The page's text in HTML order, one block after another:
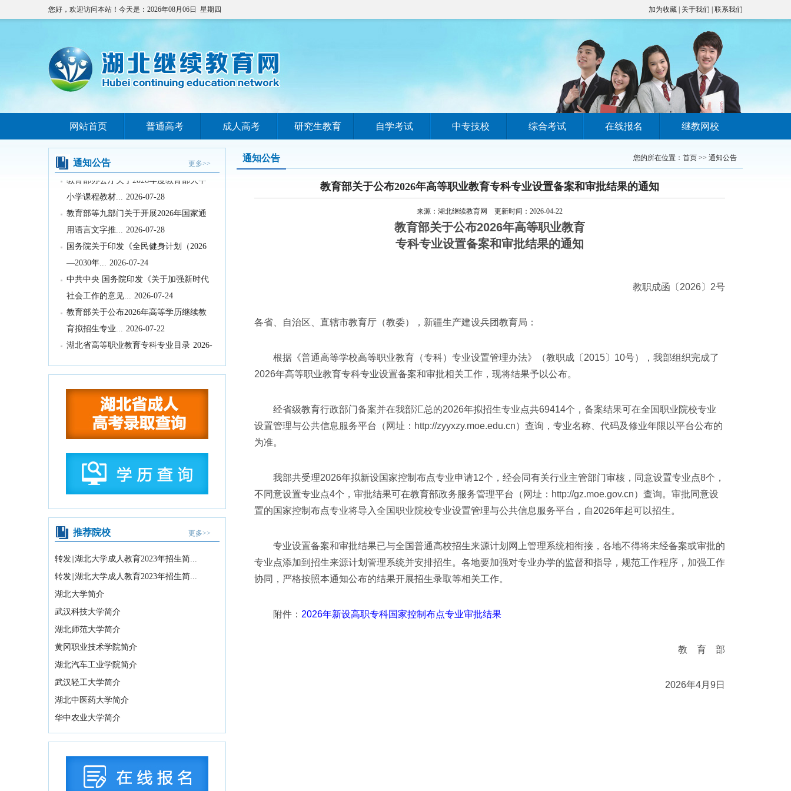
您好，欢迎访问本站！今天是：2026年08月06日 星期四 加为收藏 关于我们 联系我们
网站首页 普通高考 成人高考 研究生教育 自学考试 中专技校 综合考试 在线报名 继教网校
通知公告 更多>>
教育部关于举办中国国际大学生创新大
赛（2026）的...
2026-07-31
2026年湖北省空军青少年航空学校招生
拟录取及备份...
国务院办公厅印发《关于国务院行政复
议案件处理程序的...
2026-07-28
法部关于开展法...
小学课程教材...
2026-07-28
教育部等九部门关于开展2026年国家通
用语言文字推...
2026-07-28
国务院关于印发《全民健身计划（2026
—2030年...
2026-07-24
中共中央 国务院印发《关于加强新时代
社会工作的意见...
2026-07-24
教育部关于公布2026年高等学历继续教
育拟招生专业...
2026-07-22
湖北省高等职业教育专科专业目录 2026-
湖北省2026年10月高等教育自学考试网
上报名须知 2026-07-15
湖北省2026年下半年高等教育自学考试
计算机化考试... 2026-07-15
2026年9月湖北省高等教育自学考试学历
国务院关于《中医药振兴发展“十五五”规
中共中央办公厅、国务院办公厅印发
教育部关于举办中国国际大学生创新大
赛（2026）的... 2026-07-31
2026年湖北省空军青少年航空学校招生
拟录取及备份...
国务院办公厅印发《关于国务院行政复
教育部办公厅关于2026年度教育部大中
小学课程教材...
教育部等九部门关于开展2026年国家通
用语言文字推...
中共中央 国务院印发《关于加强新时代
社会工作的意见...
2026-07-24
推荐院校 更多>>
转发||湖北大学成人教育2023年招生简...
转发||湖北大学成人教育2023年招生简...
湖北大学简介
武汉科技大学简介
湖北师范大学简介
黄冈职业技术学院简介
湖北汽车工业学院简介
武汉轻工大学简介
湖北中医药大学简介
华中农业大学简介
通知公告 您的所在位置： 首页 >> 通知公告
教育部关于公布2026年高等职业教育专科专业设置备案和审批结果的通知
来源：湖北继续教育网 更新时间：2026-04-22
教育部关于公布2026年高等职业教育
专科专业设置备案和审批结果的通知
教职成函〔2026〕2号
各省、自治区、直辖市教育厅（教委），新疆生产建设兵团教育局：
根据《普通高等学校高等职业教育（专科）专业设置管理办法》（教职成〔2015〕10号），我部组织完成了
2026年高等职业教育专科专业设置备案和审批相关工作，现将结果予以公布。
经省级教育行政部门备案并在我部汇总的2026年拟招生专业点共69414个，备案结果可在全国职业院校专业
设置管理与公共信息服务平台（网址：http://zyyxzy.moe.edu.cn）查询，专业名称、代码及修业年限以平台公布的
为准。
我部共受理2026年拟新设国家控制布点专业申请12个，经会同有关行业主管部门审核，同意设置专业点8个，
不同意设置专业点4个，审批结果可在教育部政务服务管理平台（网址：http://gz.moe.gov.cn）查询。审批同意设
置的国家控制布点专业将导入全国职业院校专业设置管理与公共信息服务平台，自2026年起可以招生。
专业设置备案和审批结果已与全国普通高校招生来源计划网上管理系统相衔接，各地不得将未经备案或审批的
专业点添加到招生来源计划管理系统并安排招生。各地要加强对专业办学的监督和指导，规范工作程序，加强工作
协同，严格按照本通知公布的结果开展招生录取等相关工作。
附件： 2026年新设高职专科国家控制布点专业审批结果
教 育 部
2026年4月9日